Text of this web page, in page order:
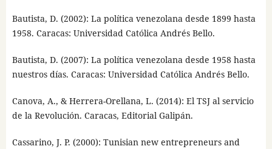
Bautista, D. (2002): La política venezolana desde 1899 hasta
1958. Caracas: Universidad Católica Andrés Bello.
Bautista, D. (2007): La política venezolana desde 1958 hasta
nuestros días. Caracas: Universidad Católica Andrés Bello.
Canova, A., & Herrera-Orellana, L. (2014): El TSJ al servicio
de la Revolución. Caracas, Editorial Galipán.
Cassarino, J. P. (2000): Tunisian new entrepreneurs and